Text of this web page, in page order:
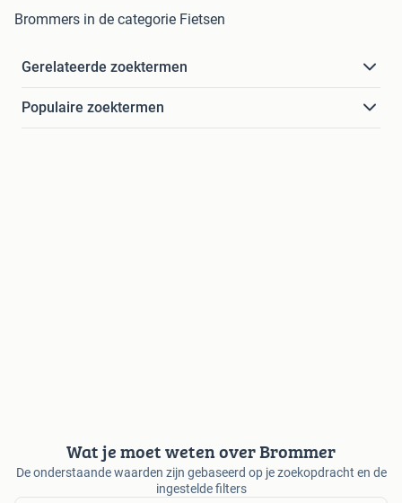
Brommers in de categorie Fietsen
Gerelateerde zoektermen
Populaire zoektermen
Wat je moet weten over Brommer
De onderstaande waarden zijn gebaseerd op je zoekopdracht en de
ingestelde filters